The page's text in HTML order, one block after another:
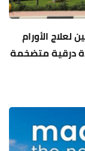
الأورام
درقية متضخمة